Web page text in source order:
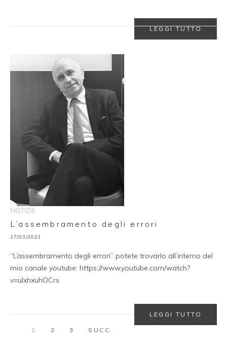
LEGGI TUTTO
NOTIZIE
L’assembramento degli errori
17/03/2021
“L’assembramento degli errori” potete trovarlo all’interno del
mio canale youtube: https://www.youtube.com/watch?
v=ulxhxuhOCrs
LEGGI TUTTO
1 2 3 SUCC.